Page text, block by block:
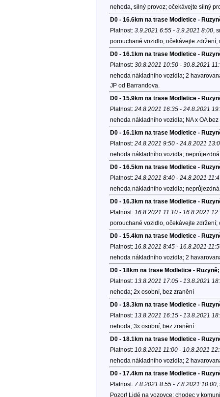
nehoda, silný provoz; očekávejte silný
D0 - 16.6km na trase Modletice -
Platnost: 3.9.2021 6:55 - 3.9.2021 8:00,
porouchané vozidlo, očekávejte
D0 - 16.1km na trase Modletice -
Platnost: 30.8.2021 10:50 - 30.8.2021
nehoda nákladního vozidla; 2
JP od Barrandova.
D0 - 15.9km na trase Modletice -
Platnost: 24.8.2021 16:35 - 24.8.2021
nehoda nákladního vozidla; NA x OA
D0 - 16.1km na trase Modletice -
Platnost: 24.8.2021 9:50 - 24.8.2021
nehoda nákladního vozidla;
D0 - 16.5km na trase Modletice -
Platnost: 24.8.2021 8:40 - 24.8.2021
nehoda nákladního vozidla;
D0 - 16.3km na trase Modletice -
Platnost: 16.8.2021 11:10 - 16.8.2021
porouchané vozidlo, očekávejte zdržení;
D0 - 15.4km na trase Modletice -
Platnost: 16.8.2021 8:45 - 16.8.2021
nehoda nákladního vozidla; 2
D0 - 18km na trase Modletice -
Platnost: 13.8.2021 17:05 - 13.8.2021
nehoda; 2x osobní, bez zranění
D0 - 18.3km na trase Modletice -
Platnost: 13.8.2021 16:15 - 13.8.2021
nehoda; 3x osobní, bez zranění
D0 - 18.1km na trase Modletice -
Platnost: 10.8.2021 11:00 - 10.8.2021
nehoda nákladního vozidla; 2
D0 - 17.4km na trase Modletice -
Platnost: 7.8.2021 8:55 - 7.8.2021 10:00,
Pozor! Lidé na vozovce; chodec v